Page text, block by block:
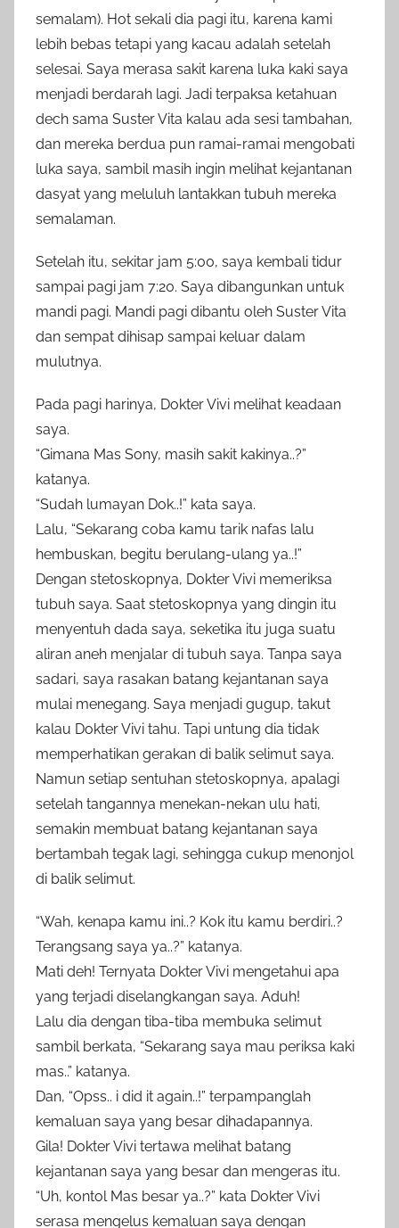
semalam). Hot sekali dia pagi itu, karena kami
lebih bebas tetapi yang kacau adalah setelah
selesai. Saya merasa sakit karena luka kaki saya
menjadi berdarah lagi. Jadi terpaksa ketahuan
dech sama Suster Vita kalau ada sesi tambahan,
dan mereka berdua pun ramai-ramai mengobati
luka saya, sambil masih ingin melihat kejantanan
dasyat yang meluluh lantakkan tubuh mereka
semalaman.
Setelah itu, sekitar jam 5:00, saya kembali tidur
sampai pagi jam 7:20. Saya dibangunkan untuk
mandi pagi. Mandi pagi dibantu oleh Suster Vita
dan sempat dihisap sampai keluar dalam
mulutnya.
Pada pagi harinya, Dokter Vivi melihat keadaan
saya.
“Gimana Mas Sony, masih sakit kakinya..?”
katanya.
“Sudah lumayan Dok..!” kata saya.
Lalu, “Sekarang coba kamu tarik nafas lalu
hembuskan, begitu berulang-ulang ya..!”
Dengan stetoskopnya, Dokter Vivi memeriksa
tubuh saya. Saat stetoskopnya yang dingin itu
menyentuh dada saya, seketika itu juga suatu
aliran aneh menjalar di tubuh saya. Tanpa saya
sadari, saya rasakan batang kejantanan saya
mulai menegang. Saya menjadi gugup, takut
kalau Dokter Vivi tahu. Tapi untung dia tidak
memperhatikan gerakan di balik selimut saya.
Namun setiap sentuhan stetoskopnya, apalagi
setelah tangannya menekan-nekan ulu hati,
semakin membuat batang kejantanan saya
bertambah tegak lagi, sehingga cukup menonjol
di balik selimut.
“Wah, kenapa kamu ini..? Kok itu kamu berdiri..?
Terangsang saya ya..?” katanya.
Mati deh! Ternyata Dokter Vivi mengetahui apa
yang terjadi diselangkangan saya. Aduh!
Lalu dia dengan tiba-tiba membuka selimut
sambil berkata, “Sekarang saya mau periksa kaki
mas..” katanya.
Dan, “Opss.. i did it again..!” terpampanglah
kemaluan saya yang besar dihadapannya.
Gila! Dokter Vivi tertawa melihat batang
kejantanan saya yang besar dan mengeras itu.
“Uh, kontol Mas besar ya..?” kata Dokter Vivi
serasa mengelus kemaluan saya dengan